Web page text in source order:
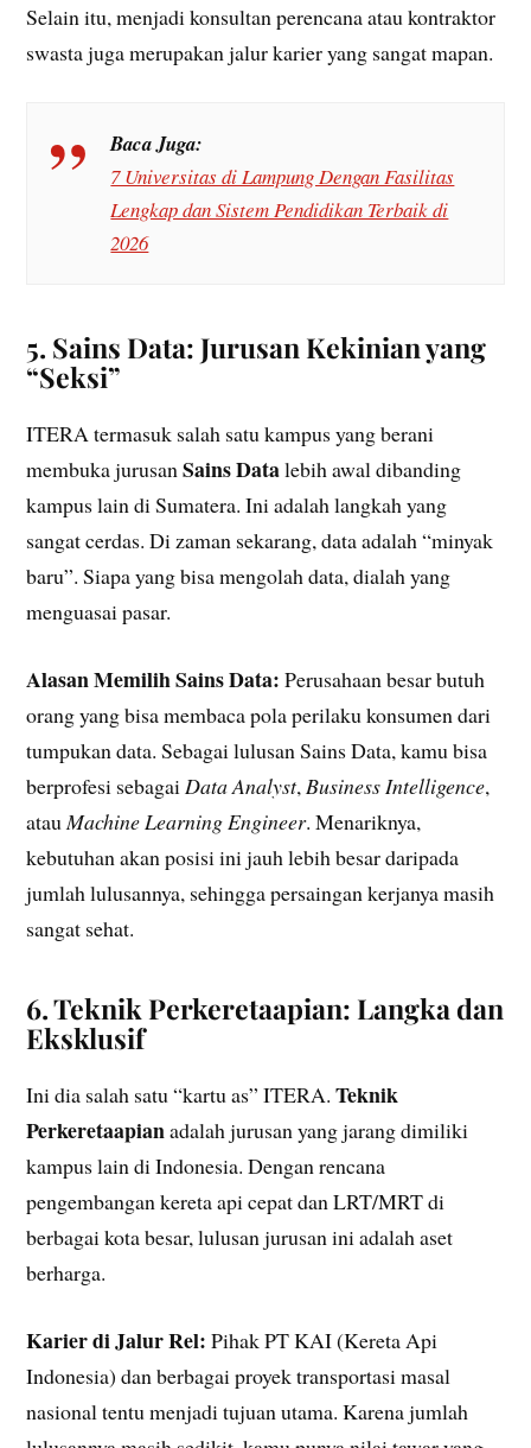
Selain itu, menjadi konsultan perencana atau kontraktor
swasta juga merupakan jalur karier yang sangat mapan.
Baca Juga:
7 Universitas di Lampung Dengan Fasilitas
Lengkap dan Sistem Pendidikan Terbaik di
2026
5. Sains Data: Jurusan Kekinian yang
“Seksi”
ITERA termasuk salah satu kampus yang berani
membuka jurusanSains Datalebih awal dibanding
kampus lain di Sumatera. Ini adalah langkah yang
sangat cerdas. Di zaman sekarang, data adalah “minyak
baru”. Siapa yang bisa mengolah data, dialah yang
menguasai pasar.
Alasan Memilih Sains Data: Perusahaan besar butuh
orang yang bisa membaca pola perilaku konsumen dari
tumpukan data. Sebagai lulusan Sains Data, kamu bisa
berprofesi sebagaiData Analyst,Business Intelligence,
atauMachine Learning Engineer. Menariknya,
kebutuhan akan posisi ini jauh lebih besar daripada
jumlah lulusannya, sehingga persaingan kerjanya masih
sangat sehat.
6. Teknik Perkeretaapian: Langka dan
Eksklusif
Ini dia salah satu “kartu as” ITERA.Teknik
Perkeretaapianadalah jurusan yang jarang dimiliki
kampus lain di Indonesia. Dengan rencana
pengembangan kereta api cepat dan LRT/MRT di
berbagai kota besar, lulusan jurusan ini adalah aset
berharga.
Karier di Jalur Rel: Pihak PT KAI (Kereta Api
Indonesia) dan berbagai proyek transportasi masal
nasional tentu menjadi tujuan utama. Karena jumlah